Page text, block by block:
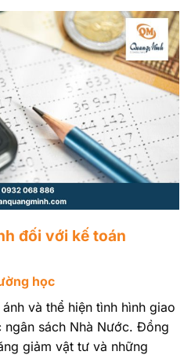
đối với kế toán
học
và thể hiện tình hình giao
sách Nhà Nước. Đồng
giảm vật tư và những